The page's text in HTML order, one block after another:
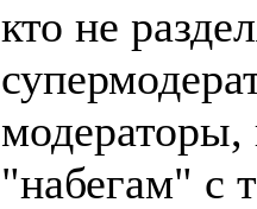
кто не
модераторы,
"набегам" с